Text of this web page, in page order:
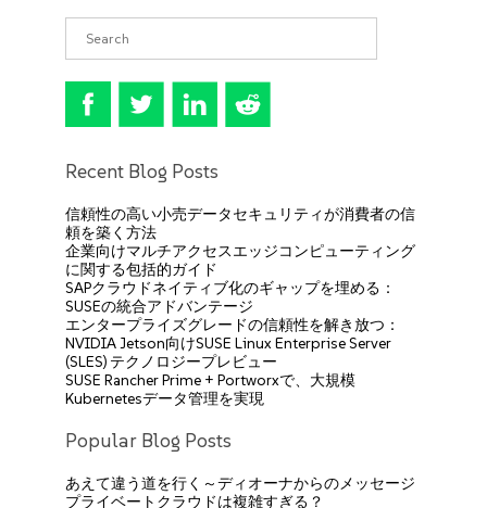
Recent Blog Posts
信頼性の高い小売データセキュリティが消費者の信
頼を築く方法
企業向けマルチアクセスエッジコンピューティング
に関する包括的ガイド
SAPクラウドネイティブ化のギャップを埋める：
SUSEの統合アドバンテージ
エンタープライズグレードの信頼性を解き放つ：
NVIDIA Jetson向けSUSE Linux Enterprise Server
(SLES) テクノロジープレビュー
SUSE Rancher Prime + Portworxで、大規模
Kubernetesデータ管理を実現
Popular Blog Posts
あえて違う道を行く～ディオーナからのメッセージ
プライベートクラウドは複雑すぎる？